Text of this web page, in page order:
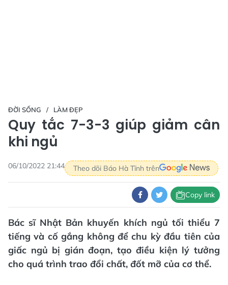
ĐỜI SỐNG LÀM ĐẸP
Quy tắc 7-3-3 giúp giảm cân
khi ngủ
06/10/2022 21:44 Theo dõi Báo Hà Tĩnh trên
Copy link
Bác sĩ Nhật Bản khuyến khích ngủ tối thiểu 7
tiếng và cố gắng không để chu kỳ đầu tiên của
giấc ngủ bị gián đoạn, tạo điều kiện lý tưởng
cho quá trình trao đổi chất, đốt mỡ của cơ thể.